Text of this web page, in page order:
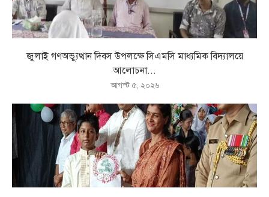
জুলাই গণঅভ্যুত্থান দিবস উপলক্ষে সিএমসি মাধ্যমিক বিদ্যালয়ে
আলোচনা...
আগস্ট ৫, ২০২৬